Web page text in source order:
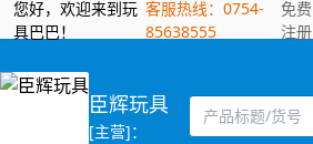
您好，欢迎来到玩
具巴巴！
客服热线：0754-
85638555
免费
注册
臣辉玩具
[主营]：